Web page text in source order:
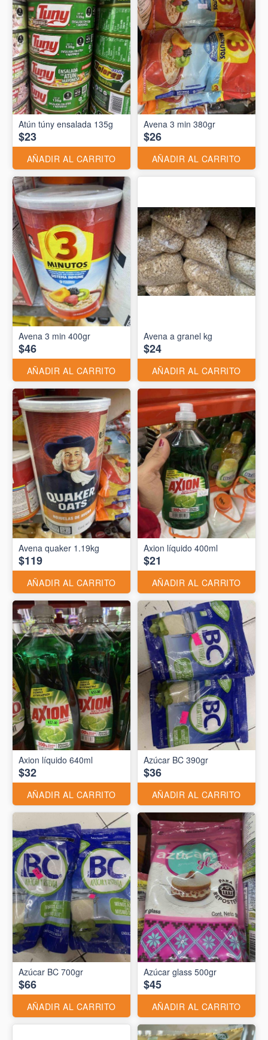
Atún túny ensalada 135g
$23
AÑADIR AL CARRITO
Avena 3 min 380gr
$26
AÑADIR AL CARRITO
Avena 3 min 400gr
$46
AÑADIR AL CARRITO
Avena a granel kg
$24
AÑADIR AL CARRITO
Avena quaker 1.19kg
$119
AÑADIR AL CARRITO
Axion líquido 400ml
$21
AÑADIR AL CARRITO
Axion líquido 640ml
$32
AÑADIR AL CARRITO
Azúcar BC 390gr
$36
AÑADIR AL CARRITO
Azúcar BC 700gr
$66
AÑADIR AL CARRITO
Azúcar glass 500gr
$45
AÑADIR AL CARRITO